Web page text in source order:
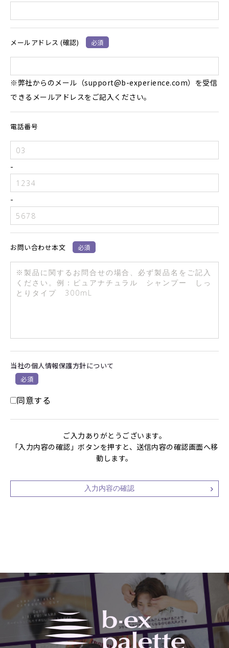
メールアドレス (確認) 必須
※弊社からのメール（support@b-experience.com）を受信
できるメールアドレスをご記入ください。
電話番号
-
-
お問い合わせ本文 必須
当社の個人情報保護方針について
必須
同意する
ご入力ありがとうございます。
「入力内容の確認」ボタンを押すと、送信内容の確認画面へ移
動します。
入力内容の確認